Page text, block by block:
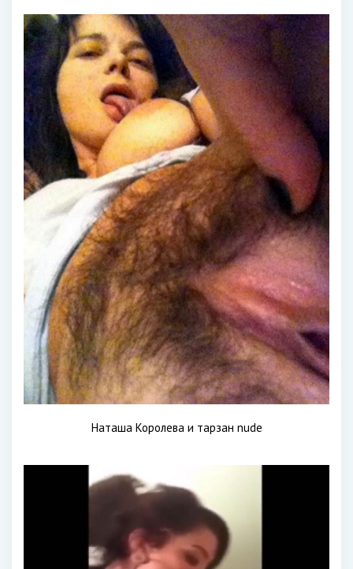
Наташа Королева и тарзан nude